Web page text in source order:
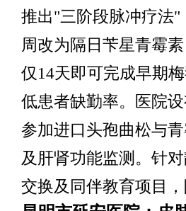
推出"三阶段脉冲疗法
周改为隔日苄星青霉
仅14天即可完成早期
低患者缺勤率。医院
参加进口头孢曲松与
及肝肾功能监测。针
交换及同伴教育项目